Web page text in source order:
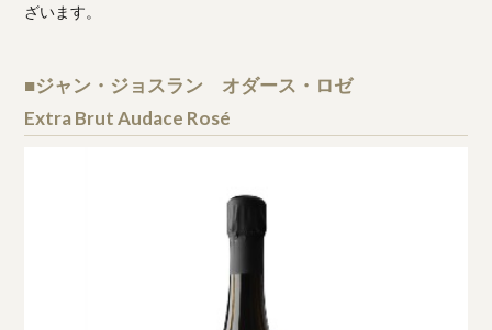
ざいます。
■ジャン・ジョスラン オダース・ロゼ
Extra Brut Audace Rosé